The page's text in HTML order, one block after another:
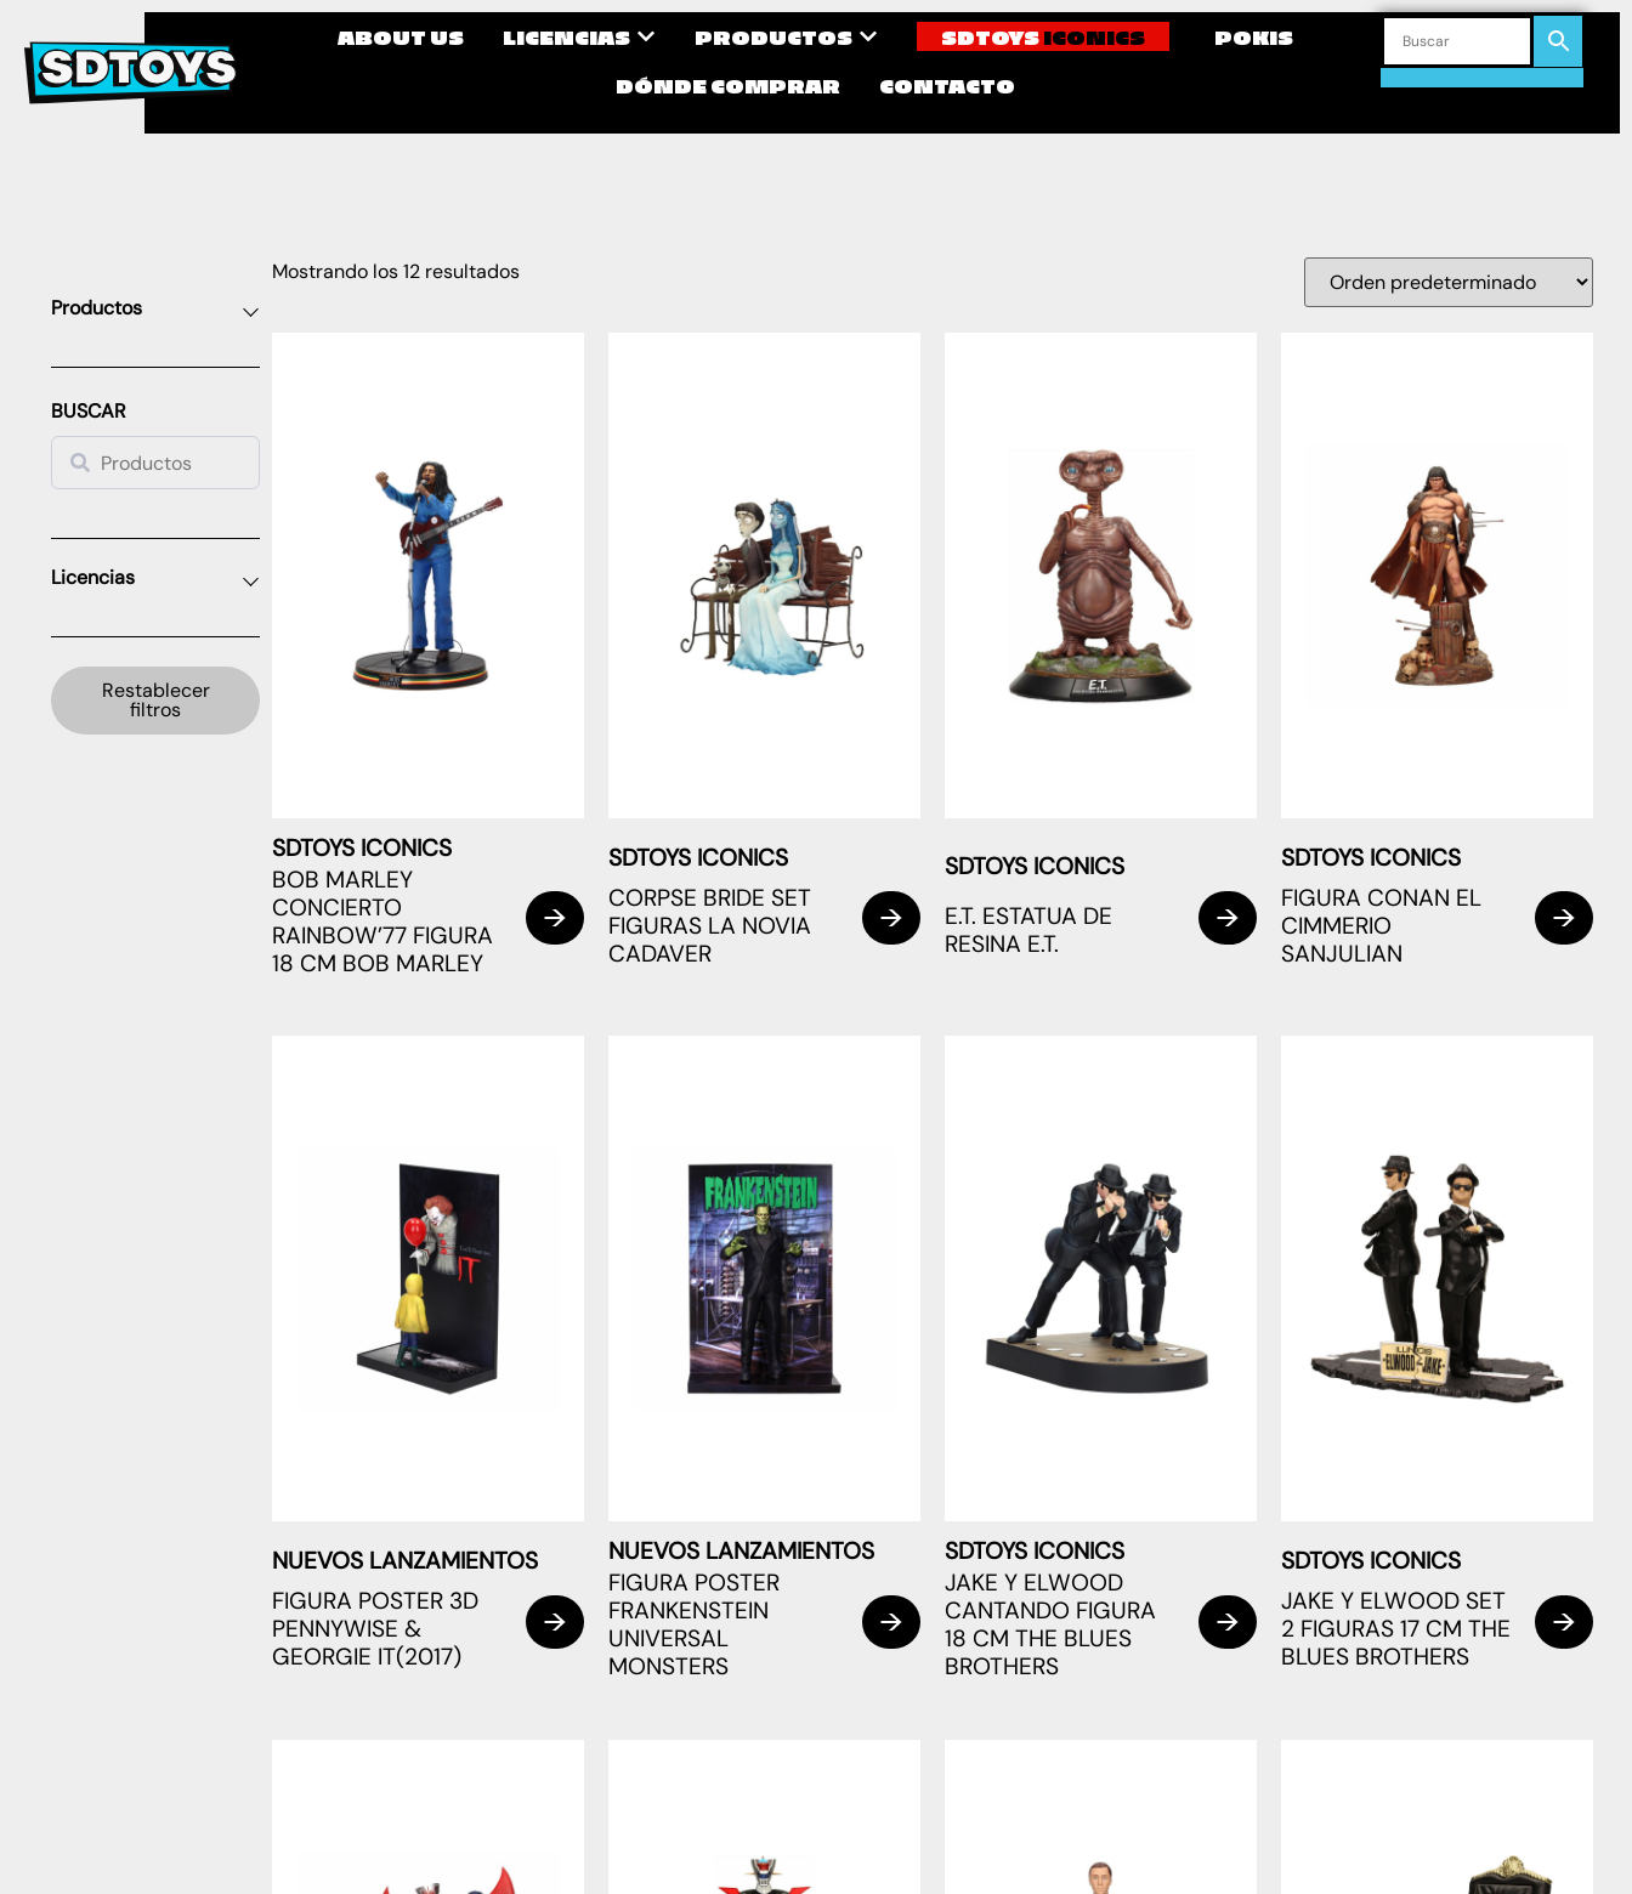
ABOUT US LICENCIAS PRODUCTOS SDTOYS ICONICS
POKIS
DÓNDE COMPRAR
CONTACTO
Productos
BUSCAR
Licencias
Restablecer
filtros
Mostrando los 12 resultados
SDTOYS ICONICS
BOB MARLEY
CONCIERTO
RAINBOW’77 FIGURA
18 CM BOB MARLEY
SDTOYS ICONICS
CORPSE BRIDE SET
FIGURAS LA NOVIA
CADAVER
SDTOYS ICONICS
E.T. ESTATUA DE
RESINA E.T.
SDTOYS ICONICS
FIGURA CONAN EL
CIMMERIO
SANJULIAN
NUEVOS LANZAMIENTOS
FIGURA POSTER 3D
PENNYWISE &
GEORGIE IT(2017)
NUEVOS LANZAMIENTOS
FIGURA POSTER
FRANKENSTEIN
UNIVERSAL
MONSTERS
SDTOYS ICONICS
JAKE Y ELWOOD
CANTANDO FIGURA
18 CM THE BLUES
BROTHERS
SDTOYS ICONICS
JAKE Y ELWOOD SET
2 FIGURAS 17 CM THE
BLUES BROTHERS